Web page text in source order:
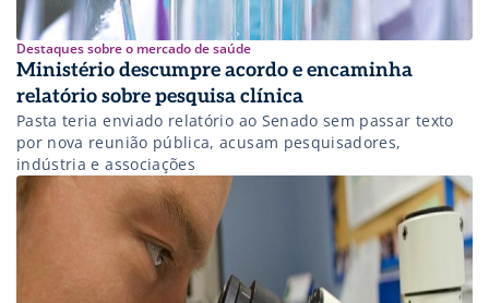
Destaques sobre o mercado de saúde
Ministério descumpre acordo e encaminha
relatório sobre pesquisa clínica
Pasta teria enviado relatório ao Senado sem passar texto
por nova reunião pública, acusam pesquisadores,
indústria e associações